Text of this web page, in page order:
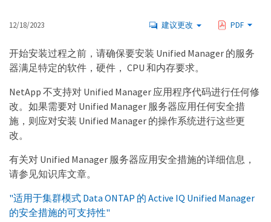
12/18/2023 建议更改 PDF
开始安装过程之前，请确保要安装 Unified Manager 的服务
器满足特定的软件，硬件， CPU 和内存要求。
NetApp 不支持对 Unified Manager 应用程序代码进行任何修
改。如果需要对 Unified Manager 服务器应用任何安全措
施，则应对安装 Unified Manager 的操作系统进行这些更
改。
有关对 Unified Manager 服务器应用安全措施的详细信息，
请参见知识库文章。
"适用于集群模式 Data ONTAP 的 Active IQ Unified Manager
的安全措施的可支持性"